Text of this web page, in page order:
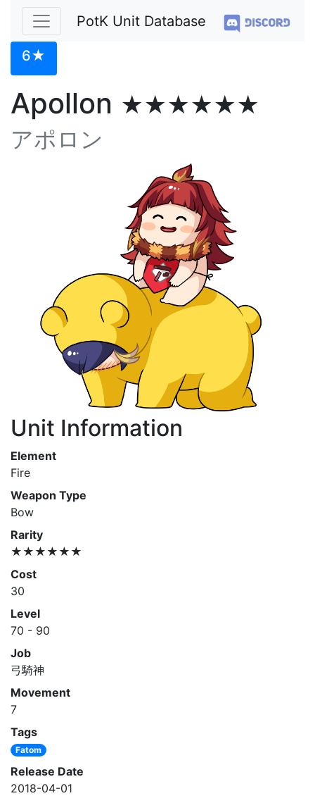
PotK Unit Database
6★
Apollon ★★★★★★
アポロン
Unit Information
Element
Fire
Weapon Type
Bow
Rarity
★★★★★★
Cost
30
Level
70 - 90
Job
弓騎神
Movement
7
Tags
Fatom
Release Date
2018-04-01